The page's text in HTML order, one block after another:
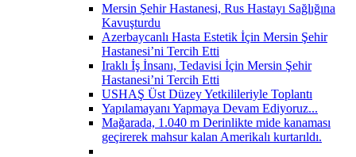
Mersin Şehir Hastanesi, Rus Hastayı Sağlığına
Kavuşturdu
Azerbaycanlı Hasta Estetik İçin Mersin Şehir
Hastanesi’ni Tercih Etti
Iraklı İş İnsanı, Tedavisi İçin Mersin Şehir
Hastanesi’ni Tercih Etti
USHAŞ Üst Düzey Yetkilileriyle Toplantı
Yapılamayanı Yapmaya Devam Ediyoruz...
Mağarada, 1.040 m Derinlikte mide kanaması
geçirerek mahsur kalan Amerikalı kurtarıldı.